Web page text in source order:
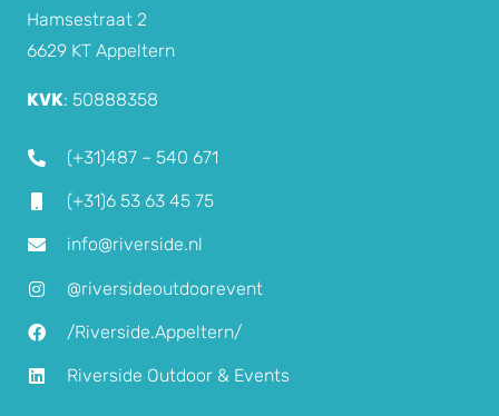
Hamsestraat 2
6629 KT Appeltern
KVK: 50888358
(+31)487 – 540 671
(+31)6 53 63 45 75
info@riverside.nl
@riversideoutdoorevent
/Riverside.Appeltern/
Riverside Outdoor & Events